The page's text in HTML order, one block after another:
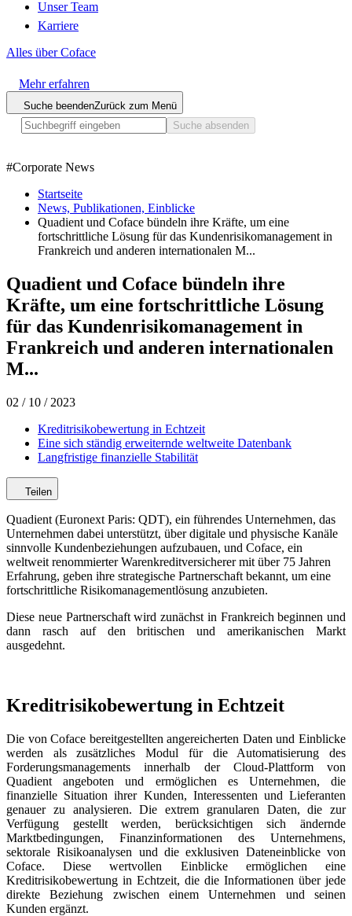
Unser Team
Karriere
Alles über Coface
Mehr erfahren
Suche beendenZurück zum Menü
Suche absenden
#Corporate News
Startseite
News, Publikationen, Einblicke
Quadient und Coface bündeln ihre Kräfte, um eine
fortschrittliche Lösung für das Kundenrisikomanagement in
Frankreich und anderen internationalen M...
Quadient und Coface bündeln ihre
Kräfte, um eine fortschrittliche Lösung
für das Kundenrisikomanagement in
Frankreich und anderen internationalen
M...
02 / 10 / 2023
Kreditrisikobewertung in Echtzeit
Eine sich ständig erweiternde weltweite Datenbank
Langfristige finanzielle Stabilität
Teilen
Quadient (Euronext Paris: QDT), ein führendes Unternehmen, das
Unternehmen dabei unterstützt, über digitale und physische Kanäle
sinnvolle Kundenbeziehungen aufzubauen, und Coface, ein
weltweit renommierter Warenkreditversicherer mit über 75 Jahren
Erfahrung, geben ihre strategische Partnerschaft bekannt, um eine
fortschrittliche Risikomanagementlösung anzubieten.
Diese neue Partnerschaft wird zunächst in Frankreich beginnen und
dann rasch auf den britischen und amerikanischen Markt
ausgedehnt.
Kreditrisikobewertung in Echtzeit
Die von Coface bereitgestellten angereicherten Daten und Einblicke
werden als zusätzliches Modul für die Automatisierung des
Forderungsmanagements innerhalb der Cloud-Plattform von
Quadient angeboten und ermöglichen es Unternehmen, die
finanzielle Situation ihrer Kunden, Interessenten und Lieferanten
genauer zu analysieren. Die extrem granularen Daten, die zur
Verfügung gestellt werden, berücksichtigen sich ändernde
Marktbedingungen, Finanzinformationen des Unternehmens,
sektorale Risikoanalysen und die exklusiven Dateneinblicke von
Coface. Diese wertvollen Einblicke ermöglichen eine
Kreditrisikobewertung in Echtzeit, die die Informationen über jede
direkte Beziehung zwischen einem Unternehmen und seinen
Kunden ergänzt.